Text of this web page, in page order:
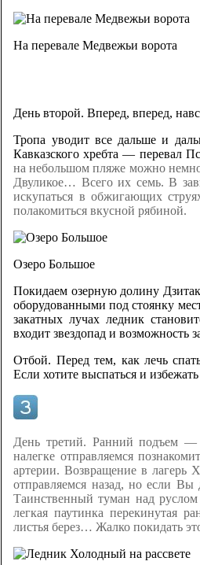
На перевале Медвежьи ворота
День второй. Вперед, вперед,
Тропа уводит все дальше и
Кавказского хребта — перевал
на небольшом пляже можно
Двуликое… Всего их семь. В
искупаться в обжигающих
полакомиться вкусной рябиной.
Озеро Большое
Покидаем озерную долину
оборудованными под стоянку
закатных лучах ледник
входит звездопад и возможность
Отбой. Перед тем, как лечь
Если хотите выспаться и
День третий. Ранний подъем —
налегке отправляемся
артерии. Возвращение в лагерь
отправляемся назад, но если
Таинственный туман над
легкая паутинка перекинутая
листья берез… Жалко покидать